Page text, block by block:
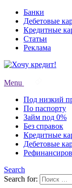
Банки
Дебетовые
Кредитные
Статьи
Реклама
Menu
Под низкий
По паспорту
Займ под 0%
Без справок
Кредитные
Дебетовые
Search
Search for: